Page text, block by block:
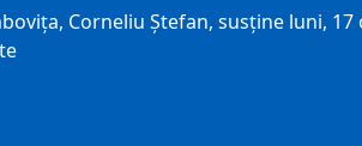
Corneliu Ștefan, susține luni,